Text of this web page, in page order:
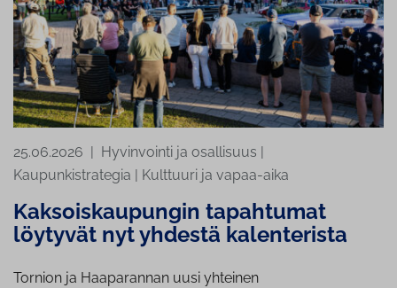
25.06.2026 | Hyvinvointi ja osallisuus |
Kaupunkistrategia | Kulttuuri ja vapaa-aika
Kaksoiskaupungin tapahtumat
löytyvät nyt yhdestä kalenterista
Tornion ja Haaparannan uusi yhteinen